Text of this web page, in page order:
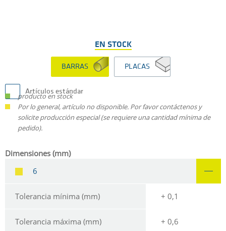
EN STOCK
BARRAS PLACAS
Artículos estándar
producto en stock
Por lo general, artículo no disponible. Por favor contáctenos y
solicite producción especial (se requiere una cantidad mínima de
pedido).
Dimensiones (mm)
6
Tolerancia mínima (mm) + 0,1
Tolerancia máxima (mm) + 0,6